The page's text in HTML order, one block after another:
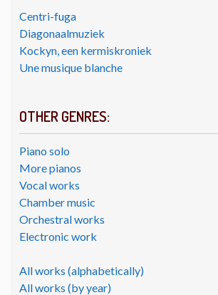
Centri-fuga
Diagonaalmuziek
Kockyn, een kermiskroniek
Une musique blanche
OTHER GENRES:
Piano solo
More pianos
Vocal works
Chamber music
Orchestral works
Electronic work
All works (alphabetically)
All works (by year)